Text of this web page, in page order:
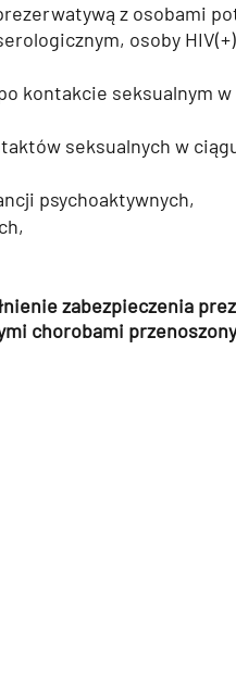
z osobami
osoby
kontakcie seksualnym
seksualnych w
psychoaktywnych,
zabezpieczenia
chorobami